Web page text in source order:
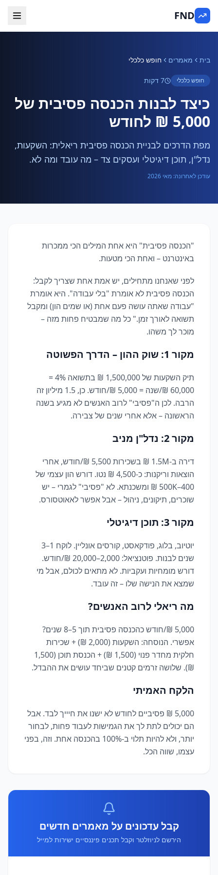
FND
בית מאמרים חופש כלכלי
חופש כלכלי 7 דקות
כיצד לבנות הכנסה פסיבית של
5,000 ₪ לחודש
מפת הדרכים לבניית הכנסה פסיבית ריאלית: השקעות,
נדל"ן, תוכן דיגיטלי ועסקים צד – מה עובד ומה לא.
עודכן לאחרונה: מאי 2026
"הכנסה פסיבית" היא אחת המילים הכי ממכרות
באינטרנט – ואחת הכי מטעות.
לפני שאנחנו מתחילים, יש אמת אחת שצריך לקבל:
הכנסה פסיבית לא אומרת "בלי עבודה". היא אומרת
"עבודה שאתה עושה פעם אחת (או שמים הון) ומקבל
תשואה לאורך זמן." כל מה שמבטיח פחות מזה –
מוכר לך משהו.
מקור 1: שוק ההון – הדרך הפשוטה
תיק השקעות של 1,500,000 ₪ בתשואה 4% =
60,000 ₪/שנה = 5,000 ₪/חודש. כן, 1.5 מיליון זה
הרבה. לכן ה"פסיבי" לרוב האנשים לא מגיע בשנה
הראשונה – אלא אחרי שנים של צבירה.
מקור 2: נדל"ן מניב
דירה ב-1.5M ₪ בשכירות 5,500 ₪/חודש, אחרי
הוצאות וריקנות: כ-4,500 ₪ נטו. דורש הון עצמי של
400–500K ₪ ומשכנתא. לא "פסיבי" לגמרי – יש
שוכרים, תיקונים, ניהול – אבל אפשר לאאוטסורס.
מקור 3: תוכן דיגיטלי
יוטיוב, בלוג, פודקאסט, קורסים אונליין. לוקח 1–3
שנים לבנות. פוטנציאל: 2,000–20,000 ₪/חודש.
דורש מומחיות ועקביות. לא מתאים לכולם, אבל מי
שמצא את הנישה שלו – זה עובד.
מה ריאלי לרוב האנשים?
5,000 ₪/חודש כהכנסה פסיבית תוך 5–8 שנים?
אפשרי. הנוסחה: השקעות (2,000 ₪) + שכירות
חלקית מחדר פנוי (1,500 ₪) + הכנסת תוכן (1,500
₪). שלושה זרמים קטנים שביחד עושים את ההבדל.
הלקח האמיתי
5,000 ₪ פסיביים לחודש לא ישנו את חיייך לבד. אבל
הם יכולים לתת לך את הגמישות לעבוד פחות, לבחור
יותר, ולא להיות תלוי ב-100% בהכנסה אחת. וזה, בפני
עצמו, שווה הכל.
קבל עדכונים על מאמרים חדשים
הירשם לניוזלטר וקבל תכנים פיננסיים ישירות למייל